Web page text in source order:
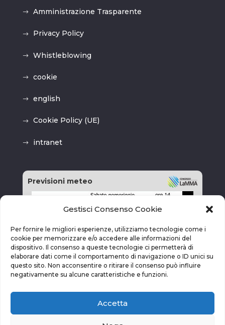
Gestisci Consenso Cookie
Per fornire le migliori esperienze, utilizziamo tecnologie come i
cookie per memorizzare e/o accedere alle informazioni del
dispositivo. Il consenso a queste tecnologie ci permetterà di
elaborare dati come il comportamento di navigazione o ID unici su
questo sito. Non acconsentire o ritirare il consenso può influire
negativamente su alcune caratteristiche e funzioni.
Accetta
Amministrazione Trasparente
Privacy Policy
Whistleblowing
cookie
english
Cookie Policy (UE)
intranet
Previsioni meteo